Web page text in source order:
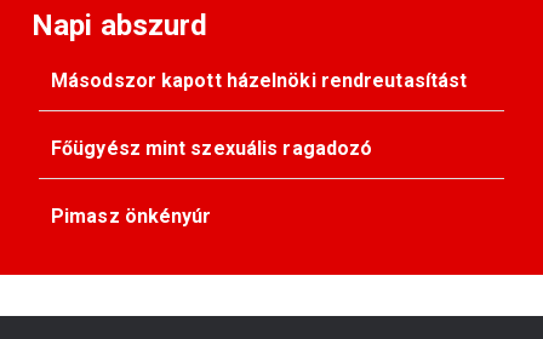
Napi abszurd
Másodszor kapott házelnöki rendreutasítást
Főügyész mint szexuális ragadozó
Pimasz önkényúr